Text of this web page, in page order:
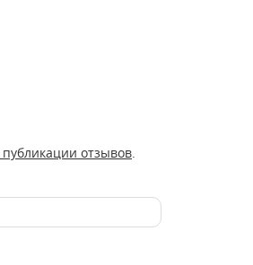
отзывов.